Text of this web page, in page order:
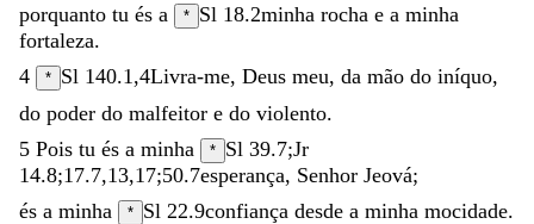
porquanto tu és a * Sl 18.2minha rocha e a minha
fortaleza.
4
* Sl 140.1 ,4Livra-me, Deus meu, da mão do iníquo,
do poder do malfeitor e do violento.
5 Pois tu és a minha * Sl 39.7;Jr
14.8;17.7,13,17;50.7esperança, Senhor Jeová;
és a minha * Sl 22.9confiança desde a minha mocidade.